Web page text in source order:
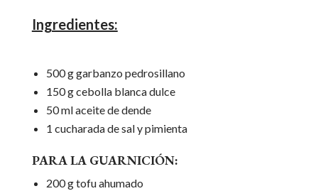
Ingredientes:
500 g garbanzo pedrosillano
150 g cebolla blanca dulce
50 ml aceite de dende
1 cucharada de sal y pimienta
PARA LA GUARNICIÓN:
200 g tofu ahumado